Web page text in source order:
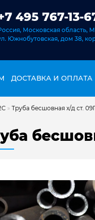
495 767-13-
Московская область,
Южнобутовская, дом 38,
ДОСТАВКА И ОПЛАТА
» Труба бесшовная х/д ст.